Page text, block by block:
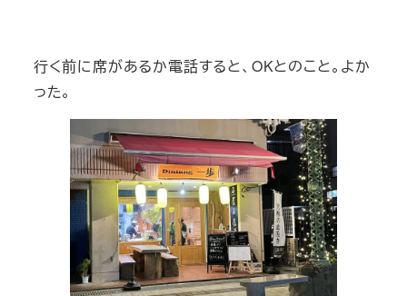
行く前に席があるか電話すると、OKとのこと。よか
った。